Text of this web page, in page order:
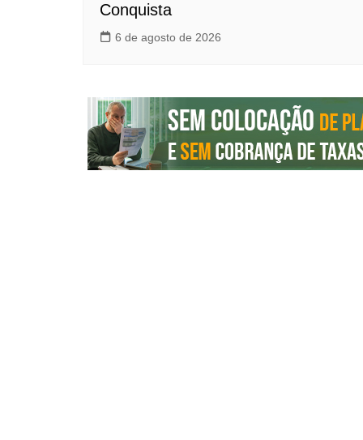
Conquista
6 de agosto de 2026